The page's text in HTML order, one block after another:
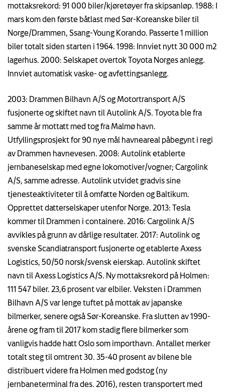
mottaksrekord: 91 000 biler/kjøretøyer fra skipsanløp. 1988: I
mars kom den første båtlast med Sør-Koreanske biler til
Norge/Drammen, Ssang-Young Korando. Passerte 1 million
biler totalt siden starten i 1964. 1998: Innviet nytt 30 000 m2
lagerhus. 2000: Selskapet overtok Toyota Norges anlegg.
Innviet automatisk vaske- og avfettingsanlegg.
2003: Drammen Bilhavn A/S og Motortransport A/S
fusjonerte og skiftet navn til Autolink A/S. Toyota ble fra
samme år mottatt med tog fra Malmø havn.
Utfyllingsprosjekt for 90 nye mål havneareal påbegynt i regi
av Drammen havnevesen. 2008: Autolink etablerte
jernbaneselskap med egne lokomotiver/vogner; Cargolink
A/S, samme adresse. Autolink utvidet gradvis sine
tjenesteaktiviteter til å omfatte Norden og Baltikum.
Opprettet datterselskaper utenfor Norge. 2013: Tesla
kommer til Drammen i containere. 2016: Cargolink A/S
avvikles på grunn av dårlige resultater. 2017: Autolink og
svenske Scandiatransport fusjonerte og etablerte Axess
Logistics, 50/50 norsk/svensk eierskap. Autolink skiftet
navn til Axess Logistics A/S. Ny mottaksrekord på Holmen:
111 547 biler. 23,6 prosent var elbiler. Veksten i Drammen
Bilhavn A/S var lenge tuftet på mottak av japanske
bilmerker, senere også Sør-Koreanske. Fra slutten av 1990-
årene og fram til 2017 kom stadig flere bilmerker som
vanligvis hadde hatt Oslo som importhavn. Antallet merker
totalt steg til omtrent 30. 35-40 prosent av bilene ble
distribuert videre fra Holmen med godstog (ny
jernbaneterminal fra des. 2016), resten transportert med